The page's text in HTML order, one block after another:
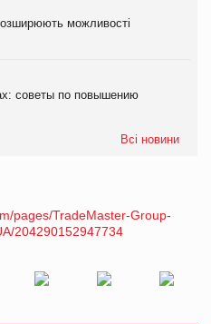
можливості
советы по повышению
Всі новини